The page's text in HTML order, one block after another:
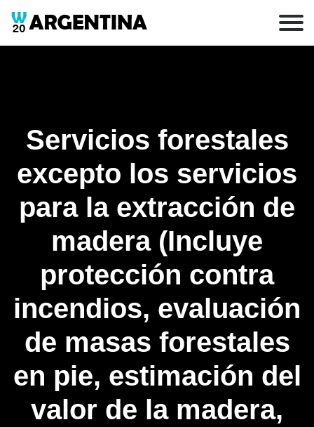
Servicios forestales
excepto los servicios
para la extracción de
madera (Incluye
protección contra
incendios, evaluación
de masas forestales
en pie, estimación del
valor de la madera,